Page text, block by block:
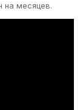
на месяцев.